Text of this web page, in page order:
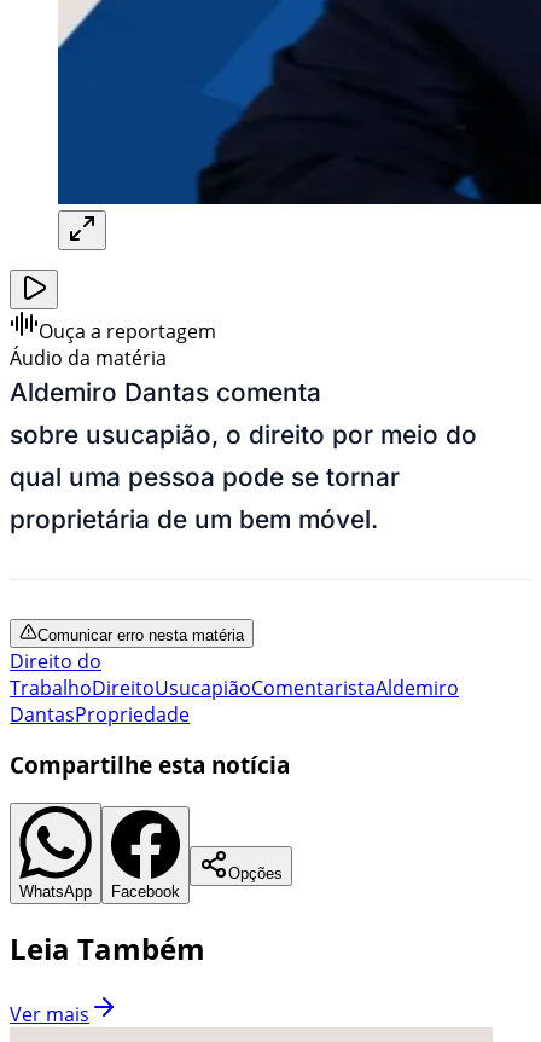
Ouça a reportagem
Áudio da matéria
Aldemiro Dantas comenta
sobre usucapião, o direito por meio do
qual uma pessoa pode se tornar
proprietária de um bem móvel.
Comunicar erro nesta matéria
Direito do
TrabalhoDireitoUsucapiãoComentaristaAldemiro
DantasPropriedade
Compartilhe esta notícia
WhatsApp Facebook
Opções
Leia Também
Ver mais